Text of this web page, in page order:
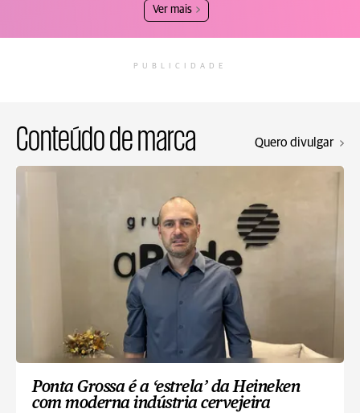
Ver mais
PUBLICIDADE
Conteúdo de marca Quero divulgar
Ponta Grossa é a ‘estrela’ da Heineken
com moderna indústria cervejeira